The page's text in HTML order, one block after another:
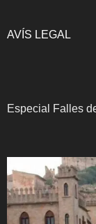
AVÍS LEGAL
Especial Falles